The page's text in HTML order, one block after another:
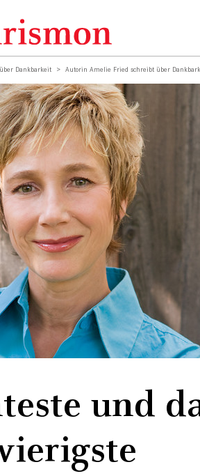
Dankbarkeit Autorin Amelie Fried schreibt über
und